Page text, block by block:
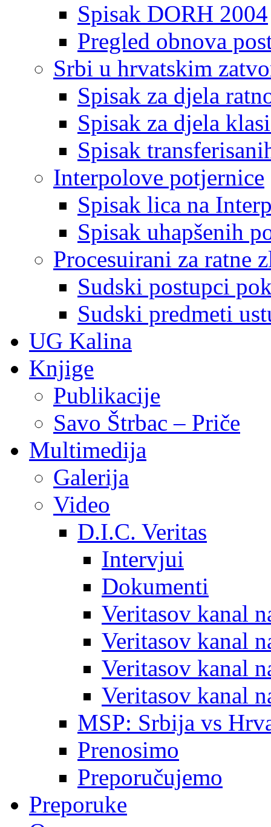
Spisak DORH 2004
Pregled obnova
Srbi u hrvatskim
Spisak za djela
Spisak za djela
Spisak
Interpolove potjernice
Spisak lica na
Spisak uhapšenih
Procesuirani za ratne
Sudski postupci
Sudski predmeti
UG Kalina
Knjige
Publikacije
Savo Štrbac – Priče
Multimedija
Galerija
Video
D.I.C. Veritas
Intervjui
Dokumenti
Veritasov kanal
Veritasov kanal
Veritasov kanal
Veritasov kanal
MSP: Srbija vs
Prenosimo
Preporučujemo
Preporuke